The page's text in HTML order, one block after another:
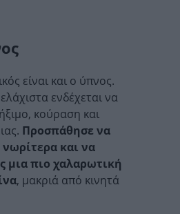
είναι και ο ύπνος.
ενδέχεται να
κούραση και
Προσπάθησε να
νωρίτερα και να
μια πιο χαλαρωτική
, μακριά από κινητά